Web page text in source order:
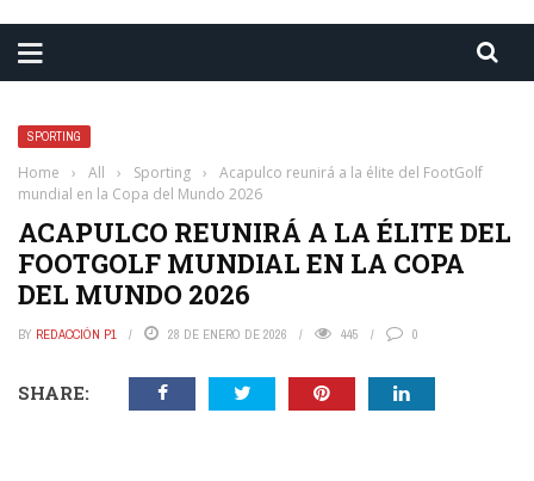
SPORTING
Home › All › Sporting ›
Acapulco reunirá a la élite del FootGolf
mundial en la Copa del Mundo 2026
ACAPULCO REUNIRÁ A LA ÉLITE DEL
FOOTGOLF MUNDIAL EN LA COPA
DEL MUNDO 2026
BY REDACCIÓN P1 28 DE ENERO DE 2026 445 0
SHARE: